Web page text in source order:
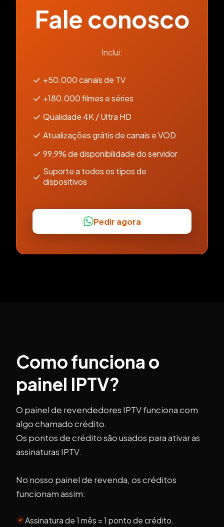
Fale conosco
Inclui:
✓ +50.000 canais de TV
✓ +180.000 filmes e séries
✓ Qualidade 4K / Ultra HD
✓ Atualizações grátis de canais e VOD
✓ 99,9% de disponibilidade do servidor
✓ Suporte a todos os tipos de
dispositivos
Pedir agora
Como funciona o
painel IPTV?
O painel de revendedores IPTV funciona com
algo chamado crédito.
Os pontos de crédito são usados para ativar as
assinaturas IPTV.
No nosso painel de revenda, os créditos
funcionam assim:
Assinatura de 1 mês = 1 ponto de crédito.